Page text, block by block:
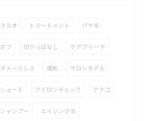
マスオ トリートメント パヤ毛
ボブ 切りっぱなし ケアブリーチ
ダメージレス 撮影 サロンモデル
ショート アイロンチェック アナゴ
シャンプー エイジング毛